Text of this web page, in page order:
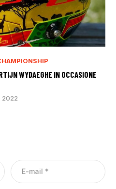
WYDAEGHE IN OCCASIONE
2022